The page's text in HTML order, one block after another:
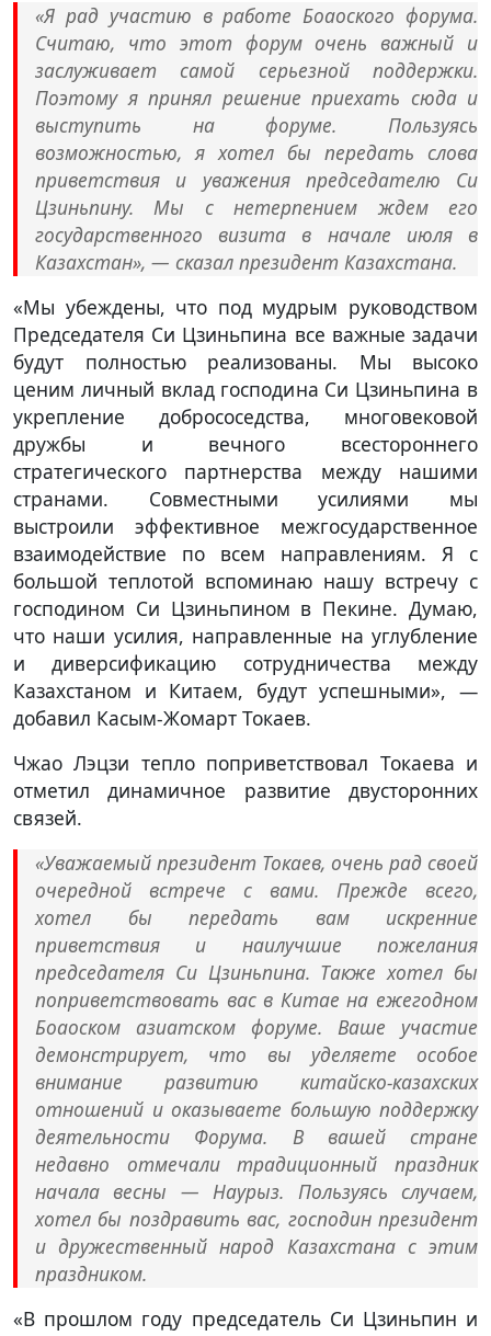
«Я рад участию в работе Боаоского форума.
Считаю, что этот форум очень важный и
заслуживает самой серьезной поддержки.
Поэтому я принял решение приехать сюда и
выступить на форуме. Пользуясь
возможностью, я хотел бы передать слова
приветствия и уважения председателю Си
Цзиньпину. Мы с нетерпением ждем его
государственного визита в начале июля в
Казахстан», — сказал президент Казахстана.
«Мы убеждены, что под мудрым руководством
Председателя Си Цзиньпина все важные задачи
будут полностью реализованы. Мы высоко
ценим личный вклад господина Си Цзиньпина в
укрепление добрососедства, многовековой
дружбы и вечного всестороннего
стратегического партнерства между нашими
странами. Совместными усилиями мы
выстроили эффективное межгосударственное
взаимодействие по всем направлениям. Я с
большой теплотой вспоминаю нашу встречу с
господином Си Цзиньпином в Пекине. Думаю,
что наши усилия, направленные на углубление
и диверсификацию сотрудничества между
Казахстаном и Китаем, будут успешными», —
добавил Касым-Жомарт Токаев.
Чжао Лэцзи тепло поприветствовал Токаева и
отметил динамичное развитие двусторонних
связей.
«Уважаемый президент Токаев, очень рад своей
очередной встрече с вами. Прежде всего,
хотел бы передать вам искренние
приветствия и наилучшие пожелания
председателя Си Цзиньпина. Также хотел бы
поприветствовать вас в Китае на ежегодном
Боаоском азиатском форуме. Ваше участие
демонстрирует, что вы уделяете особое
внимание развитию китайско-казахских
отношений и оказываете большую поддержку
деятельности Форума. В вашей стране
недавно отмечали традиционный праздник
начала весны — Наурыз. Пользуясь случаем,
хотел бы поздравить вас, господин президент
и дружественный народ Казахстана с этим
праздником.
«В прошлом году председатель Си Цзиньпин и